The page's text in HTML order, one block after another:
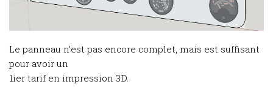
Le panneau n’est pas encore complet, mais est suffisant
pour avoir un
1ier tarif en impression 3D.